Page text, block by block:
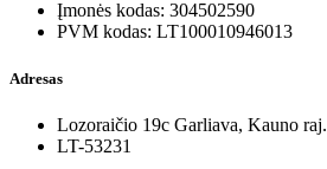
Įmonės kodas: 304502590
PVM kodas: LT100010946013
Adresas
Lozoraičio 19c Garliava, Kauno raj.
LT-53231